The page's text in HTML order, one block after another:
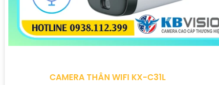
CAMERA THÂN WIFI KX-C31L